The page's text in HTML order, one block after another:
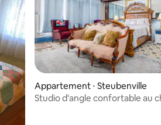
: 4,79 sur 5
Appartement ⋅ Steubenville
Studio d'angle confortable au